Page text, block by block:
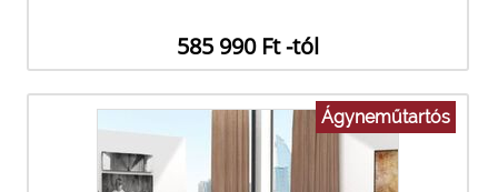
585 990 Ft -tól
Ágyneműtartós